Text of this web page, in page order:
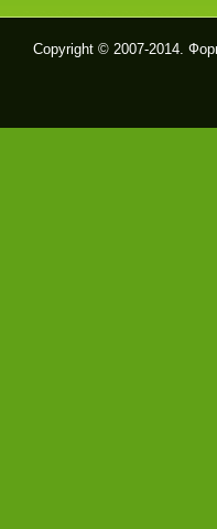
Copyright © 2007-2014.